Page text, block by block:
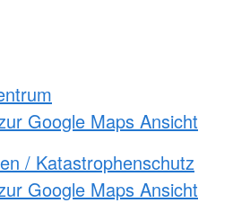
Google Maps Ansicht
/ Katastrophenschutz
Google Maps Ansicht